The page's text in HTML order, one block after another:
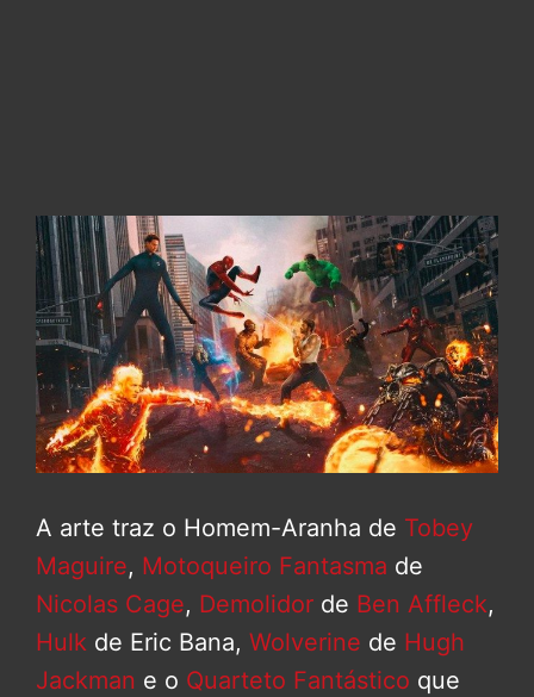
A arte traz o Homem-Aranha de Tobey
Maguire, Motoqueiro Fantasma de
Nicolas Cage, Demolidor de Ben Affleck,
Hulk de Eric Bana, Wolverine de Hugh
Jackman e o Quarteto Fantástico que